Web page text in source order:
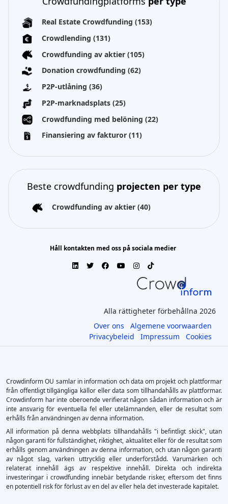
Real Estate Crowdfunding (153)
Crowdlending (131)
Crowdfunding av aktier (105)
Donation crowdfunding (62)
P2P-utlåning (36)
P2P-marknadsplats (25)
Crowdfunding med belöning (22)
Finansiering av fakturor (11)
Beste crowdfunding projecten per type
Crowdfunding av aktier (40)
Håll kontakten med oss på sociala medier
Alla rättigheter förbehållna 2026
Over ons
Algemene voorwaarden
Privacybeleid
Impressum Cookies
Crowdinform OU samlar in information och data om projekt och plattformar
från offentligt tillgängliga källor eller data som tillhandahålls av plattformar.
Crowdinform har inte oberoende verifierat någon sådan information och är
inte ansvarig för eventuella fel eller utelämnanden, eller de resultat som
erhålls från användningen av denna information.
All information på denna webbplats tillhandahålls "i befintligt skick", utan
någon garanti för fullständighet, riktighet, aktualitet eller för de resultat som
erhålls genom användningen av denna information, och utan någon garanti
av något slag, varken uttrycklig eller underförstådd. Varumärken och
relaterat innehåll ägs av respektive innehåll. Direkta och indirekta
investeringar i crowdfunding innebär betydande risker, eftersom det finns
en potentiell risk för förlust av en del av eller hela det investerade kapitalet.